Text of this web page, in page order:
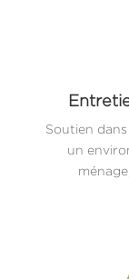
Soutien
un